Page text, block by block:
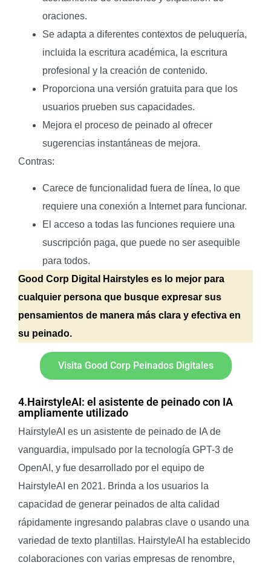
oraciones.
Se adapta a diferentes contextos de peluquería,
incluida la escritura académica, la escritura
profesional y la creación de contenido.
Proporciona una versión gratuita para que los
usuarios prueben sus capacidades.
Mejora el proceso de peinado al ofrecer
sugerencias instantáneas de mejora.
Contras:
Carece de funcionalidad fuera de línea, lo que
requiere una conexión a Internet para funcionar.
El acceso a todas las funciones requiere una
suscripción paga, que puede no ser asequible
para todos.
Good Corp Digital Hairstyles es lo mejor para
cualquier persona que busque expresar sus
pensamientos de manera más clara y efectiva en
su peinado.
Visita Good Corp Peinados Digitales
4.HairstyleAI: el asistente de peinado con IA
ampliamente utilizado
HairstyleAI es un asistente de peinado de IA de
vanguardia, impulsado por la tecnología GPT-3 de
OpenAI, y fue desarrollado por el equipo de
HairstyleAI en 2021. Brinda a los usuarios la
capacidad de generar peinados de alta calidad
rápidamente ingresando palabras clave o usando una
variedad de texto plantillas. HairstyleAI ha establecido
colaboraciones con varias empresas de renombre,